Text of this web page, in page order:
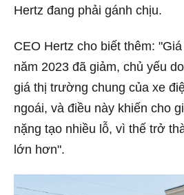
Hertz đang phải gánh chịu.
CEO Hertz cho biết thêm:
năm 2023 đã giảm, chủ yếu
giá thị trường chung của xe
ngoái, và điều này khiến cho
nặng tạo nhiều lỗ, vì thế trở
lớn hơn".